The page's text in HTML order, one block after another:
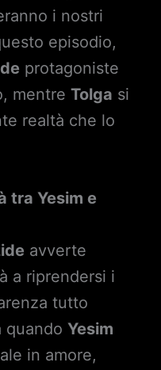
i nostri
episodio,
protagoniste
mentre Tolga si
realtà che lo
tra Yesim e
avverte
a riprendersi i
tutto
quando Yesim
in amore,